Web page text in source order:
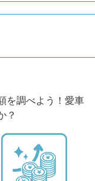
を調べよう！愛車
？